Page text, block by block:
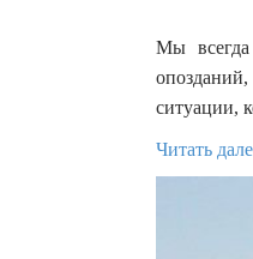
Мы всегда
ситуации,
Читать